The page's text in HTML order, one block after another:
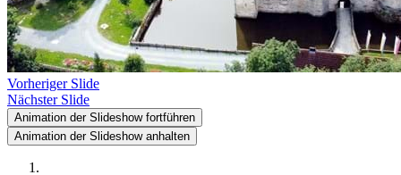
Vorheriger Slide
Nächster Slide
Animation der Slideshow fortführen
Animation der Slideshow anhalten